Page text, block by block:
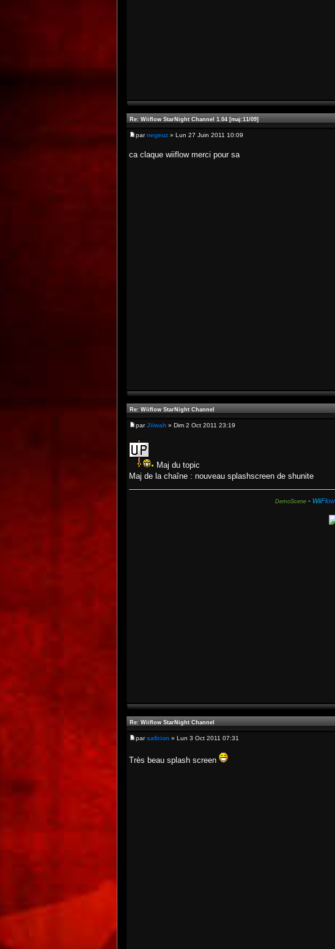
Re: Wiiflow StarNight Channel 1.04 [maj:11/09]
parnegeuz » Lun 27 Juin 2011 10:09
ca claque wiiflow merci pour sa
Re: Wiiflow StarNight Channel
parJiiwah » Dim 2 Oct 2011 23:19
Maj du topic
Maj de la chaîne : nouveau splashscreen de shunite
DemoScene - WiiFlow
Re: Wiiflow StarNight Channel
parsafirion » Lun 3 Oct 2011 07:31
Très beau splash screen